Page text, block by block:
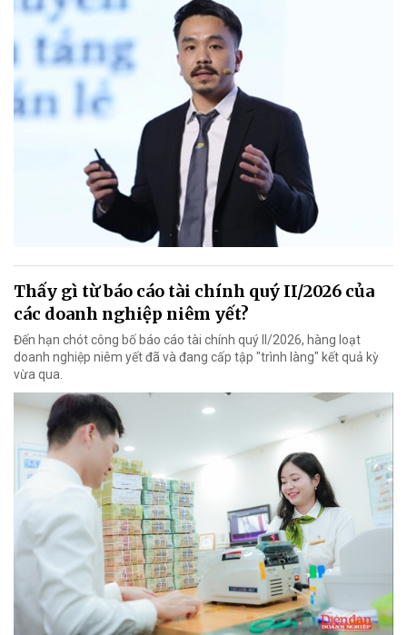
Thấy gì từ báo cáo tài chính quý II/2026 của
các doanh nghiệp niêm yết?
Đến hạn chót công bố báo cáo tài chính quý II/2026, hàng loạt
doanh nghiệp niêm yết đã và đang cấp tập "trình làng" kết quả kỳ
vừa qua.